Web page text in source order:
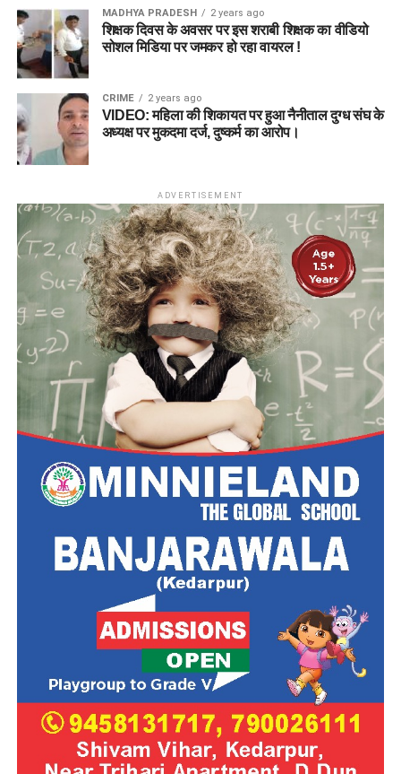
MADHYA PRADESH 2 years ago
शिक्षक दिवस के अवसर पर इस शराबी शिक्षक का वीडियो
सोशल मिडिया पर जमकर हो रहा वायरल !
CRIME 2 years ago
VIDEO: महिला की शिकायत पर हुआ नैनीताल दुग्ध संघ के
अध्यक्ष पर मुकदमा दर्ज, दुष्कर्म का आरोप।
ADVERTISEMENT